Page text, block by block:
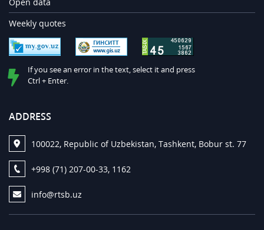
Weekly quotes
If you see an error in the text, select it and press
Ctrl + Enter.
ADDRESS
100022, Republic of Uzbekistan, Tashkent, Bobur st. 77
+998 (71) 207-00-33, 1162
info@rtsb.uz